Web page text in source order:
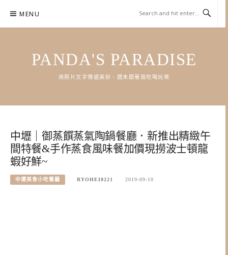
content
MENU
PANDA'S PARADISE
用照片文字傳遞美好．週末跟著我吃喝玩樂
中壢｜御蒸饌蒸氣陶鍋餐廳．新推出精緻午
間特餐&手作蒸食風味餐加價現撈波士頓龍
蝦好鮮~
中壢美食小吃餐廳 RYOHEI0221 2019-09-10